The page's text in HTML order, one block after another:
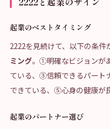
起業のベストタイミング
2222を見続けて、以下の条件
ミング。①明確なビジョンが
ている、③信頼できるパート
できている、⑤心身の健康が
起業のパートナー選び